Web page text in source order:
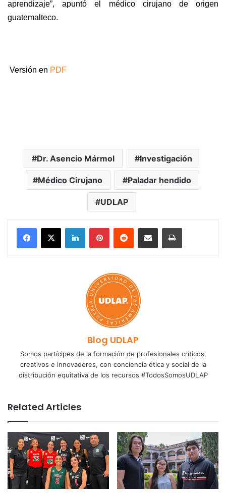
aprendizaje”, apuntó el médico cirujano de origen
guatemalteco.
Versión en PDF
Dr. Asencio Mármol Investigación
Médico Cirujano Paladar hendido
UDLAP
LinkedInPinterestReddit Share via Email Print
Blog UDLAP
Somos partícipes de la formación de profesionales críticos,
creativos e innovadores, con conciencia ética y social de la
distribución equitativa de los recursos #TodosSomosUDLAP
Related Articles